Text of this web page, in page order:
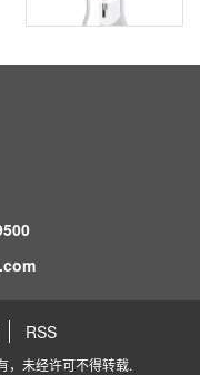
RSS
未经许可不得转载.